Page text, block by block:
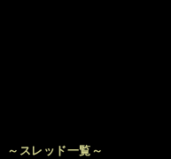
～スレッド一覧～